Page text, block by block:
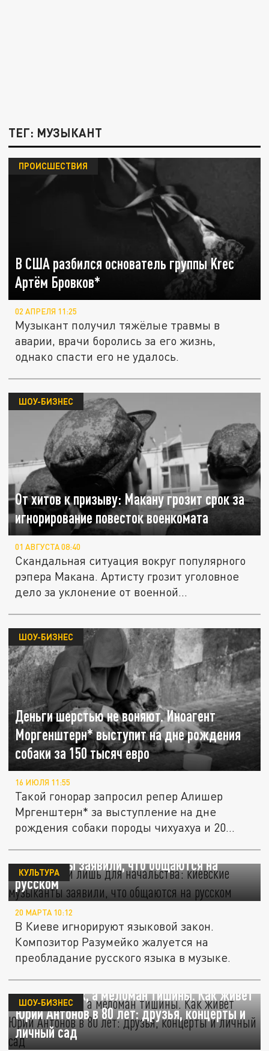
ТЕГ: МУЗЫКАНТ
В США разбился основатель группы Krec
Артём Бровков*
ПРОИСШЕСТВИЯ
02 АПРЕЛЯ 11:25
Музыкант получил тяжёлые травмы в
аварии, врачи боролись за его жизнь,
однако спасти его не удалось.
От хитов к призыву: Макану грозит срок за
игнорирование повесток военкомата
ШОУ-БИЗНЕС
01 АВГУСТА 08:40
Скандальная ситуация вокруг популярного
рэпера Макана. Артисту грозит уголовное
дело за уклонение от военной...
Деньги шерстью не воняют. Иноагент
Моргенштерн* выступит на дне рождения
собаки за 150 тысяч евро
ШОУ-БИЗНЕС
16 ИЮЛЯ 11:55
Такой гонорар запросил репер Алишер
Мргенштерн* за выступление на дне
рождения собаки породы чихуахуа и 20...
Украинский лишь для начальства: киевские
музыканты заявили, что общаются на
русском
КУЛЬТУРА
20 МАРТА 10:12
В Киеве игнорируют языковой закон.
Композитор Разумейко жалуется на
преобладание русского языка в музыке.
Не затворник, а меломан тишины. Как живёт
Юрий Антонов в 80 лет: друзья, концерты и
личный сад
ШОУ-БИЗНЕС